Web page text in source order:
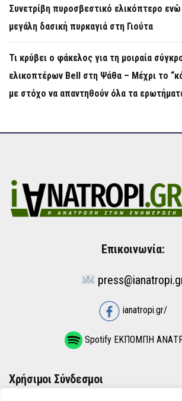
Συνετρίβη πυροσβεστικό ελικόπτερο
μεγάλη δασική πυρκαγιά στη Γιούτα
Τι κρύβει ο φάκελος για τη μοιραία
ελικοπτέρων Bell στη Ψάθα – Μέχρι το
με στόχο να απαντηθούν όλα τα
Επικοινωνία:
ianatropi.gr/
Spotify ΕΚΠΟΜΠΗ
Χρήσιμοι Σύνδεσμοι